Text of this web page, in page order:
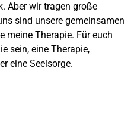
Aber wir tragen große
sind unsere gemeinsamen
meine Therapie. Für euch
sein, eine Therapie,
eine Seelsorge.